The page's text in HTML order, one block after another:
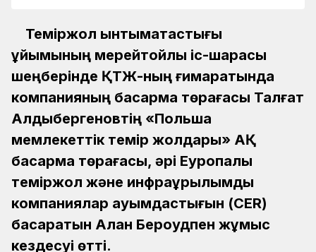
Теміржол ынтымақтастығы
ұйымының мерейтойлық іс-шарасы
шеңберінде ҚТЖ-ның ғимаратында
компанияның басқарма төрағасы Талғат
Алдыбергеновтің «Польша
мемлекеттік темір жолдары» АҚ
басқарма төрағасы, әрі Еуропалық
теміржол және инфрақұрылымдық
компаниялар қауымдастығын (CER)
басқаратын Алан Бероудпен жұмыс
кездесуі өтті.